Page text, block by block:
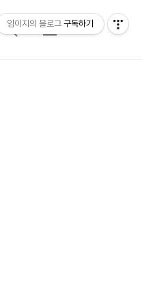
검
메
임이지의 블로그 구독하기